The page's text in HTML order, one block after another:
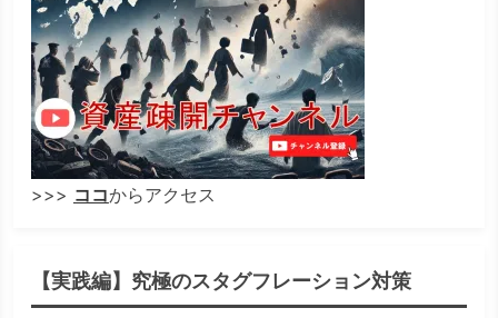
>>> ココからアクセス
【実践編】究極のスタグフレーション対策